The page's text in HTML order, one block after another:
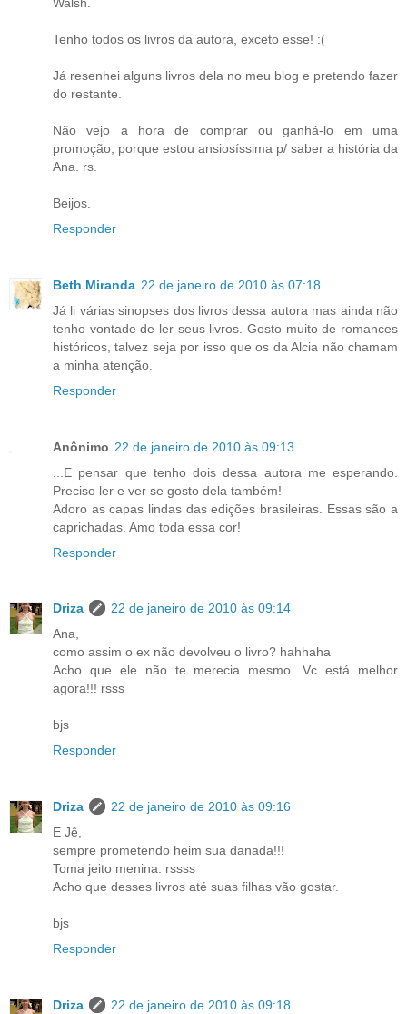
Tenho todos os livros da autora, exceto esse! :(
Já resenhei alguns livros dela no meu blog e pretendo fazer
do restante.
Não vejo a hora de comprar ou ganhá-lo em uma
promoção, porque estou ansiosíssima p/ saber a história da
Ana. rs.
Beijos.
Responder
Beth Miranda 22 de janeiro de 2010 às 07:18
Já li várias sinopses dos livros dessa autora mas ainda não
tenho vontade de ler seus livros. Gosto muito de romances
históricos, talvez seja por isso que os da Alcia não chamam
a minha atenção.
Responder
Anônimo 22 de janeiro de 2010 às 09:13
...E pensar que tenho dois dessa autora me esperando.
Preciso ler e ver se gosto dela também!
Adoro as capas lindas das edições brasileiras. Essas são a
caprichadas. Amo toda essa cor!
Responder
Driza
22 de janeiro de 2010 às 09:14
Ana,
como assim o ex não devolveu o livro? hahhaha
Acho que ele não te merecia mesmo. Vc está melhor
agora!!! rsss
bjs
Responder
Driza
22 de janeiro de 2010 às 09:16
E Jê,
sempre prometendo heim sua danada!!!
Toma jeito menina. rssss
Acho que desses livros até suas filhas vão gostar.
bjs
Responder
Driza
22 de janeiro de 2010 às 09:18